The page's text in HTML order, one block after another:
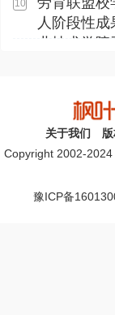
10
人阶段性
业技术学院
关于我们
Copyright 2002-
豫ICP备